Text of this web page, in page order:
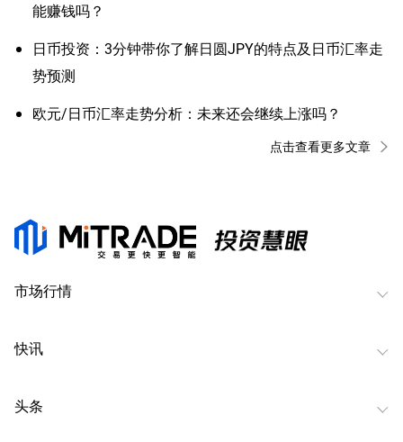
能赚钱吗？
日币投资：3分钟带你了解日圆JPY的特点及日币汇率走
势预测
欧元/日币汇率走势分析：未来还会继续上涨吗？
点击查看更多文章
市场行情
快讯
头条